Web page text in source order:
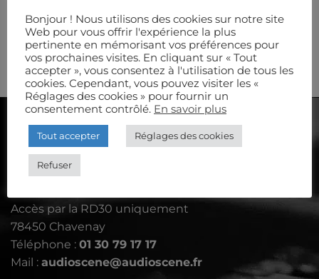
Bloc sortie de secours
60 lumens
10,00 € HT/JOUR
AUDIOSCÈNE
Le Petit Aulnay - rue de Davron
Accès par la RD30 uniquement
78450 Chavenay
Téléphone : 01 30 79 17 17
Mail : audioscene@audioscene.fr
Bonjour ! Nous utilisons des cookies sur notre site
Web pour vous offrir l'expérience la plus
pertinente en mémorisant vos préférences pour
vos prochaines visites. En cliquant sur « Tout
accepter », vous consentez à l'utilisation de tous les
cookies. Cependant, vous pouvez visiter les «
Réglages des cookies » pour fournir un
consentement contrôlé. En savoir plus
Tout accepter Réglages des cookies
Refuser